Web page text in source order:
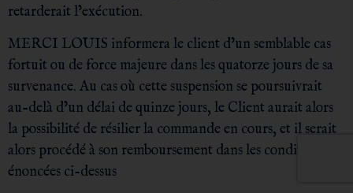
retarderait l’exécution.
MERCI LOUIS informera le client d’un semblable cas
fortuit ou de force majeure dans les quatorze jours de sa
survenance. Au cas où cette suspension se poursuivrait
au-delà d’un délai de quinze jours, le Client aurait alors
la possibilité de résilier la commande en cours, et il serait
alors procédé à son remboursement dans les conditions
énoncées ci-dessus